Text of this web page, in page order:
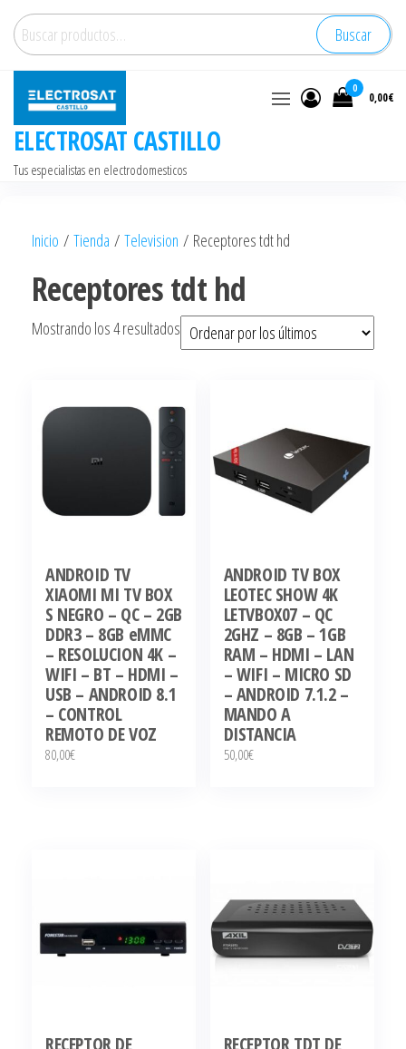
Saltar
contenido
Buscar
por:
Buscar
ELECTROSAT CASTILLO
Tus especialistas en electrodomesticos
0
0,00€
Inicio / Tienda / Television / Receptores tdt hd
Receptores tdt hd
Mostrando los 4 resultados Ordenado
por
últimos
ANDROID TV
XIAOMI MI TV BOX
S NEGRO – QC – 2GB
DDR3 – 8GB eMMC
– RESOLUCION 4K –
WIFI – BT – HDMI –
USB – ANDROID 8.1
– CONTROL
REMOTO DE VOZ
80,00€
ANDROID TV BOX
LEOTEC SHOW 4K
LETVBOX07 – QC
2GHZ – 8GB – 1GB
RAM – HDMI – LAN
– WIFI – MICRO SD
– ANDROID 7.1.2 –
MANDO A
DISTANCIA
50,00€